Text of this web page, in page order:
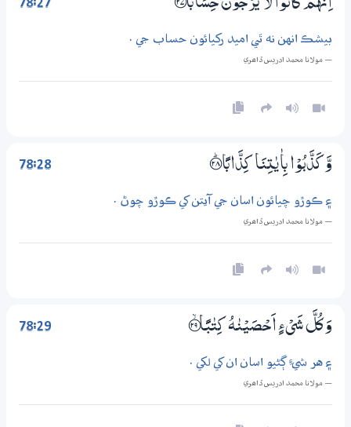
78:27 اِنَّهُمْ كَانُوْا لَا يَرْجُوْنَ حِسَابًا ؀ۙ27
بيشڪ انهن نه ٿي اميد رکيائون حساب جي .
— مولانا محمد ادريس ڏاھري
78:28 وَّكَذَّبُوْا بِاٰيٰتِنَا كِذَّابًا ؀ۭ28
۽ ڪوڙو چيائون اسان جي آيتن کي ڪوڙو چوڻ .
— مولانا محمد ادريس ڏاھري
78:29 وَكُلَّ شَيْءٍ اَحْصَيْنٰهُ كِتٰبًا ؀ۙ29
۽ هر شيءِ ڳڻيو اسان ان کي لکي .
— مولانا محمد ادريس ڏاھري